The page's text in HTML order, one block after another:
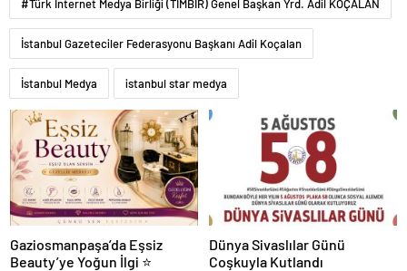
#Türk İnternet Medya Birliği (TİMBİR) Genel Başkan Yrd. Adil KOÇALAN
İstanbul Gazeteciler Federasyonu Başkanı Adil Koçalan
İstanbul Medya istanbul star medya
Gaziosmanpaşa’da Eşsiz
Beauty’ye Yoğun İlgi ⭐
Dünya Sivaslılar Günü
Coşkuyla Kutlandı